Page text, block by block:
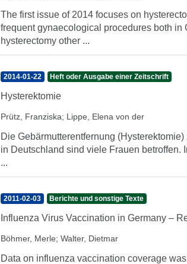
The first issue of 2014 focuses on
frequent gynaecological procedures both
hysterectomy other ...
2014-01-22 Heft oder Ausgabe einer Zeitschrift
Hysterektomie
Prütz, Franziska; Lippe, Elena von der
Die Gebärmutterentfernung
in Deutschland sind viele Frauen betroffen.
...
2011-02-03 Berichte und sonstige Texte
Influenza Virus Vaccination in Germany –
Böhmer, Merle; Walter, Dietmar
Data on influenza vaccination coverage